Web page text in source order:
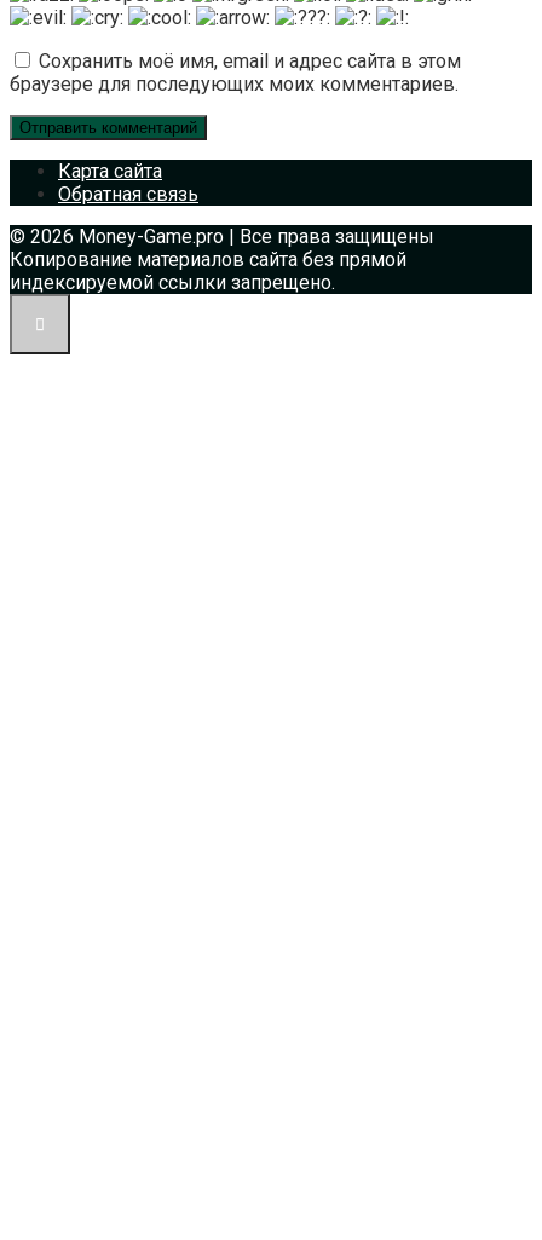
Сохранить моё имя, email и адрес сайта в этом
браузере для последующих моих комментариев.
Карта сайта
Обратная связь
© 2026 Money-Game.pro | Все права защищены
Копирование материалов сайта без прямой
индексируемой ссылки запрещено.